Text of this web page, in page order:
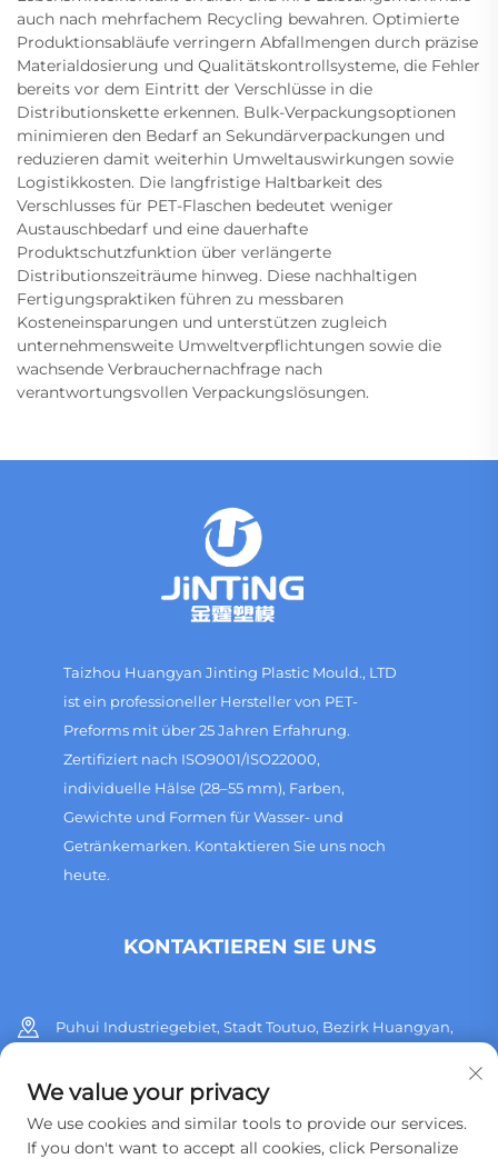
auch nach mehrfachem Recycling bewahren. Optimierte
Produktionsabläufe verringern Abfallmengen durch präzise
Materialdosierung und Qualitätskontrollsysteme, die Fehler
bereits vor dem Eintritt der Verschlüsse in die
Distributionskette erkennen. Bulk-Verpackungsoptionen
minimieren den Bedarf an Sekundärverpackungen und
reduzieren damit weiterhin Umweltauswirkungen sowie
Logistikkosten. Die langfristige Haltbarkeit des
Verschlusses für PET-Flaschen bedeutet weniger
Austauschbedarf und eine dauerhafte
Produktschutzfunktion über verlängerte
Distributionszeiträume hinweg. Diese nachhaltigen
Fertigungspraktiken führen zu messbaren
Kosteneinsparungen und unterstützen zugleich
unternehmensweite Umweltverpflichtungen sowie die
wachsende Verbrauchernachfrage nach
verantwortungsvollen Verpackungslösungen.
Taizhou Huangyan Jinting Plastic Mould., LTD
ist ein professioneller Hersteller von PET-
Preforms mit über 25 Jahren Erfahrung.
Zertifiziert nach ISO9001/ISO22000,
individuelle Hälse (28–55 mm), Farben,
Gewichte und Formen für Wasser- und
Getränkemarken. Kontaktieren Sie uns noch
heute.
KONTAKTIEREN SIE UNS
Puhui Industriegebiet, Stadt Toutuo, Bezirk Huangyan,
+86 13515760932
[email protected]
We value your privacy
We use cookies and similar tools to provide our services.
If you don't want to accept all cookies, click Personalize